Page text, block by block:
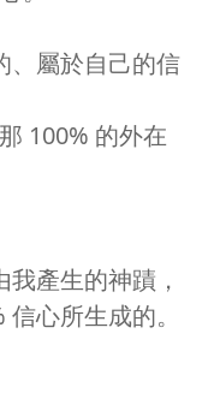
、屬於自己的信
100% 的外在
產生的神蹟，
心所生成的。